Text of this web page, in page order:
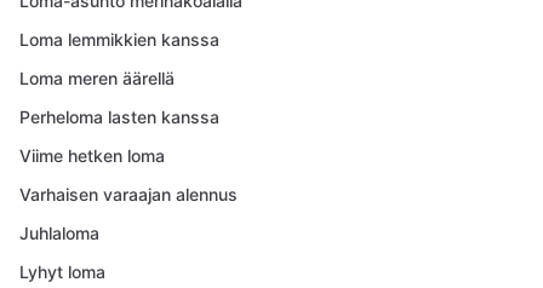
Loma lemmikkien kanssa
Loma meren äärellä
Perheloma lasten kanssa
Viime hetken loma
Varhaisen varaajan alennus
Juhlaloma
Lyhyt loma